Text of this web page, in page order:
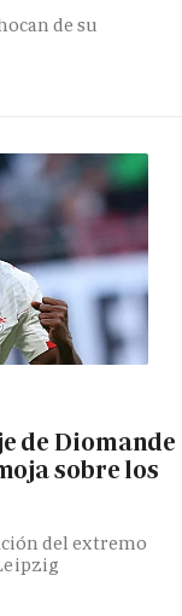
de su
de Diomande
sobre los
del extremo